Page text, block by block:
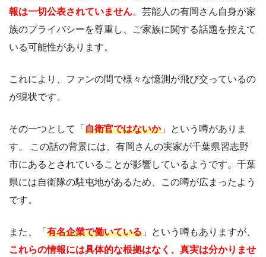
報は一切公表されていません。芸能人の有岡さん自身が家
族のプライバシーを尊重し、ご家族に関する話題を控えて
いる可能性があります。
これにより、ファンの間で様々な憶測が飛び交っているの
が現状です。
その一つとして「 自衛官ではないか」という噂がありま
す。 この話の背景には、有岡さんの実家が千葉県習志野
市にあるとされていることが影響しているようです。千葉
県には自衛隊の駐屯地があるため、この噂が広まったよう
です。
また、「 有名企業で働いている 」という噂もありますが、
これらの情報には具体的な根拠はなく、真実は分かりませ